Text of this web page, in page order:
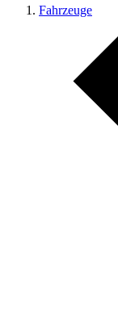
Fahrzeuge